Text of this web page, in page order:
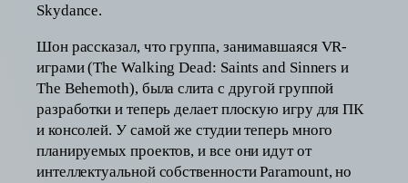
Skydance.
Шон рассказал, что группа, занимавшаяся VR-
играми (The Walking Dead: Saints and Sinners и
The Behemoth), была слита с другой группой
разработки и теперь делает плоскую игру для ПК
и консолей. У самой же студии теперь много
планируемых проектов, и все они идут от
интеллектуальной собственности Paramount, но